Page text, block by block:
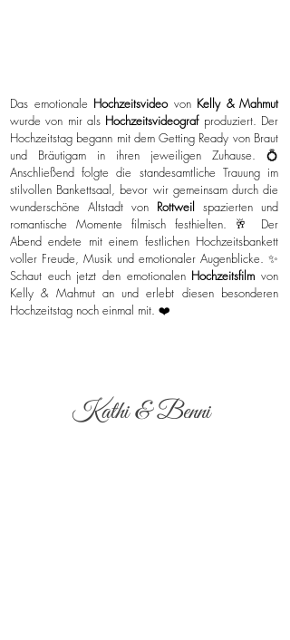
Das emotionale Hochzeitsvideovon Kelly & Mahmut
wurde von mir als Hochzeitsvideograf produziert. Der
Hochzeitstag begann mit dem Getting Ready von Braut
und Bräutigam in ihren jeweiligen Zuhause. 💍
Anschließend folgte die standesamtliche Trauung im
stilvollen Bankettsaal, bevor wir gemeinsam durch die
wunderschöne Altstadt von Rottweil spazierten und
romantische Momente filmisch festhielten. 🥂 Der
Abend endete mit einem festlichen Hochzeitsbankett
voller Freude, Musik und emotionaler Augenblicke. ✨
Schaut euch jetzt den emotionalen Hochzeitsfilmvon
Kelly & Mahmut an und erlebt diesen besonderen
Hochzeitstag noch einmal mit. ❤️
Kathi & Benni